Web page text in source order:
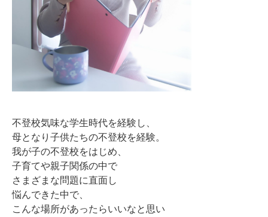
不登校気味な学生時代を経験し、
母となり子供たちの不登校を経験。
我が子の不登校をはじめ、
子育てや親子関係の中で
さまざまな問題に直面し
悩んできた中で、
こんな場所があったらいいなと思い